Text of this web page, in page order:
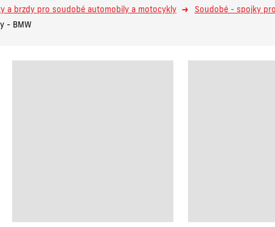
a brzdy pro soudobé automobily a motocykly
Soudobé - spojky
- BMW